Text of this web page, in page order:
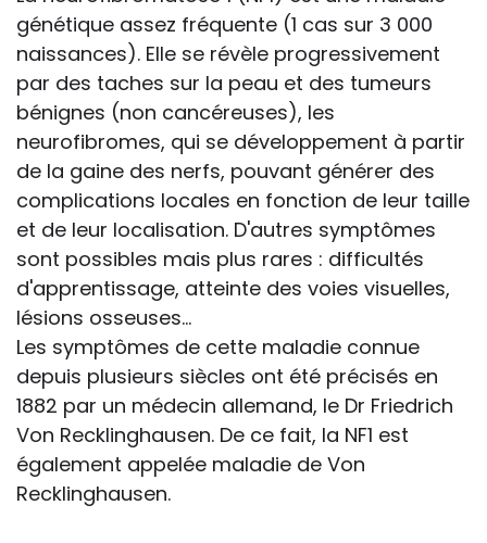
génétique assez fréquente (1 cas sur 3 000
naissances). Elle se révèle progressivement
par des taches sur la peau et des tumeurs
bénignes (non cancéreuses), les
neurofibromes, qui se développement à partir
de la gaine des nerfs, pouvant générer des
complications locales en fonction de leur taille
et de leur localisation. D'autres symptômes
sont possibles mais plus rares : difficultés
d'apprentissage, atteinte des voies visuelles,
lésions osseuses...
Les symptômes de cette maladie connue
depuis plusieurs siècles ont été précisés en
1882 par un médecin allemand, le Dr Friedrich
Von Recklinghausen. De ce fait, la NF1 est
également appelée maladie de Von
Recklinghausen.